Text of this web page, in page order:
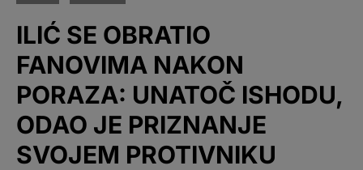
ILIĆ SE OBRATIO
FANOVIMA NAKON
PORAZA: UNATOČ ISHODU,
ODAO JE PRIZNANJE
SVOJEM PROTIVNIKU